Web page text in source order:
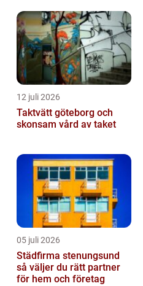
12 juli 2026
Taktvätt göteborg och
skonsam vård av taket
05 juli 2026
Städfirma stenungsund
så väljer du rätt partner
för hem och företag